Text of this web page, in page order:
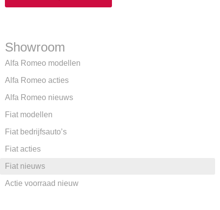
Showroom
Alfa Romeo modellen
Alfa Romeo acties
Alfa Romeo nieuws
Fiat modellen
Fiat bedrijfsauto’s
Fiat acties
Fiat nieuws
Actie voorraad nieuw